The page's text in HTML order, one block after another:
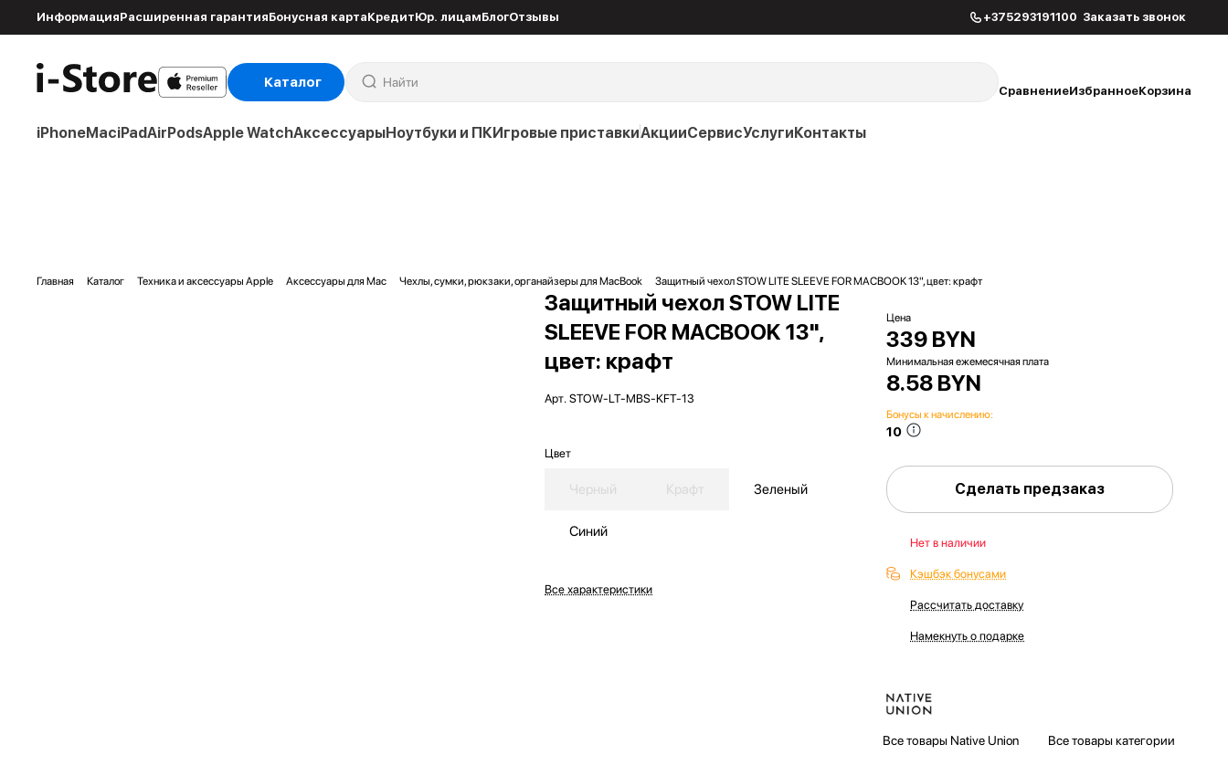
ИнформацияРасширенная гарантияБонусная картаКредитЮр. лицамБлогОтзывы +375293191100 Заказать звонок
Каталог
СравнениеИзбранноеКорзина
iPhoneMaciPadAirPodsApple WatchАксессуарыНоутбуки и ПКИгровые приставкиАкцииСервисУслугиКонтакты
Главная Каталог Техника и аксессуары Apple Аксессуары для Mac Чехлы, сумки, рюкзаки, органайзеры для MacBook Защитный чехол STOW LITE SLEEVE FOR MACBOOK 13", цвет: крафт
Защитный чехол STOW LITE
SLEEVE FOR MACBOOK 13",
цвет: крафт
Арт.STOW-LT-MBS-KFT-13
Цвет
Черный Крафт Зеленый
Синий
Все характеристики
Цена
339 BYN
Минимальная ежемесячная плата
8.58 BYN
Бонусы к начислению:
10
Сделать предзаказ
Нет в наличии
Кэшбэк бонусами
Рассчитать доставку
Намекнуть о подарке
Все товары Native Union Все товары категории